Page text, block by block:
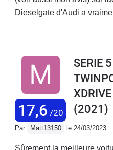
Dieselgate d'Audi a
reparamétrée), je l'ai donc
concurrence. Là,
BMW Vélizy a essayer
(merci au malus
truffée d'options. Après
tapent quand même
asymétrique), je me suis
fabuleuse : confort totale,
17,6 /20
SERIE
(2021)
Par Matt13150 le 24/03/2023
Sûrement la meilleure